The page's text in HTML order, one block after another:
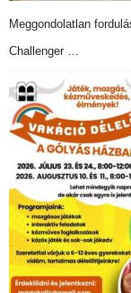
Meggondolatlan
Challenger …